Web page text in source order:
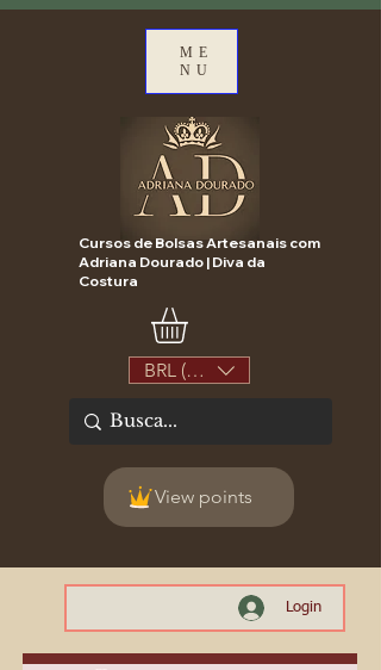
ME
NU
Cursos de Bolsas Artesanais com
Adriana Dourado | Diva da
Costura
BRL (R$)
View points
Login